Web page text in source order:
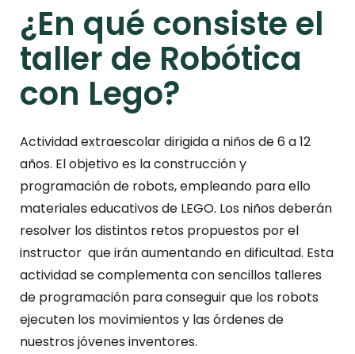
¿En qué consiste el
taller de Robótica
con Lego?
Actividad extraescolar dirigida a niños de 6 a 12
años. El objetivo es la construcción y
programación de robots, empleando para ello
materiales educativos de LEGO. Los niños deberán
resolver los distintos retos propuestos por el
instructor que irán aumentando en dificultad. Esta
actividad se complementa con sencillos talleres
de programación para conseguir que los robots
ejecuten los movimientos y las órdenes de
nuestros jóvenes inventores.